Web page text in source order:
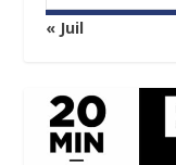
« Juil